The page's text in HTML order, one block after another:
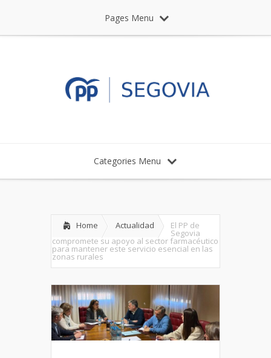
Pages Menu
Categories Menu
Home Actualidad El PP de
Segovia
compromete su apoyo al sector farmacéutico
para mantener este servicio esencial en las
zonas rurales